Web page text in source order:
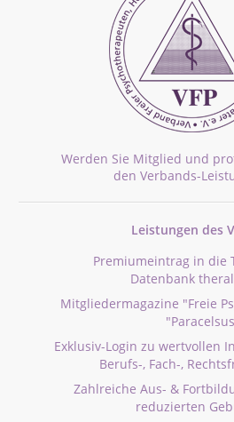
Werden Sie Mitglied und
den Verbands-
Leistungen des
Premiumeintrag in die
Datenbank
Mitgliedermagazine "Freie
Exklusiv-Login zu wertvollen
Berufs-, Fach-,
Zahlreiche Aus- &
reduzierten